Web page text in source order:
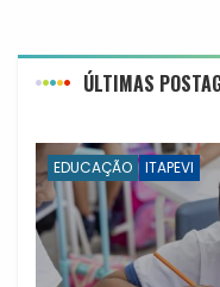
ÚLTIMAS
EDUCAÇÃO ITAPEVI